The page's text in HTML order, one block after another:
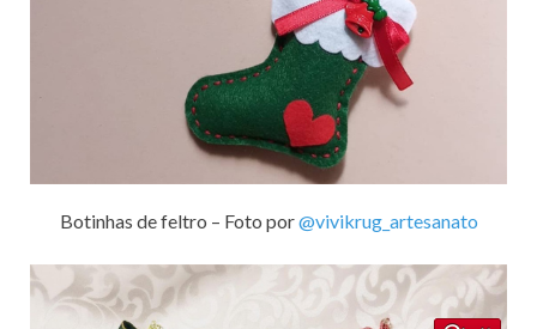
Botinhas de feltro – Foto por@vivikrug_artesanato